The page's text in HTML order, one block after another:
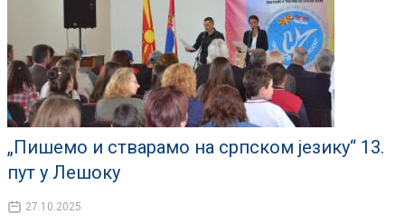
„Пишемо и стварамо на српском језику“ 13.
пут у Лешоку
27.10.2025